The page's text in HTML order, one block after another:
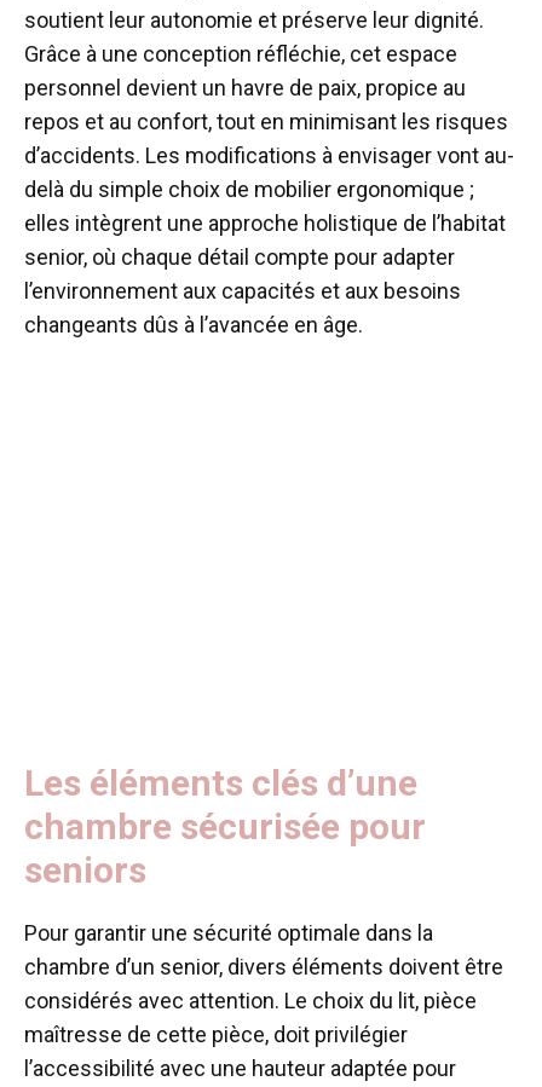
soutient leur autonomie et préserve leur dignité.
Grâce à une conception réfléchie, cet espace
personnel devient un havre de paix, propice au
repos et au confort, tout en minimisant les risques
d’accidents. Les modifications à envisager vont au-
delà du simple choix de mobilier ergonomique ;
elles intègrent une approche holistique de l’habitat
senior, où chaque détail compte pour adapter
l’environnement aux capacités et aux besoins
changeants dûs à l’avancée en âge.
Les éléments clés d’une
chambre sécurisée pour
seniors
Pour garantir une sécurité optimale dans la
chambre d’un senior, divers éléments doivent être
considérés avec attention. Le choix du lit, pièce
maîtresse de cette pièce, doit privilégier
l’accessibilité avec une hauteur adaptée pour